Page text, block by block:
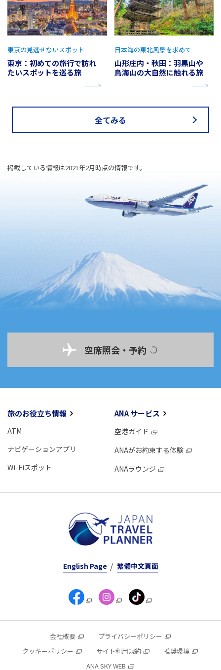
東京：初めての旅行で訪れ
たいスポットを巡る旅
東京の見逃せないスポット
山形庄内・秋田：羽黒山や
鳥海山の大自然に触れる旅
日本海の東北風景を求めて
全てみる
掲載している情報は2021年2月時点の情報です。
空席照会・予約
旅のお役立ち情報
ATM
ナビゲーションアプリ
Wi-Fiスポット
ANA サービス
空港ガイド
ANAがお約束する体験
ANAラウンジ
English Page 繁體中文頁面
会社概要
プライバシーポリシー
クッキーポリシー
サイト利用規約
推奨環境
ANA SKY WEB